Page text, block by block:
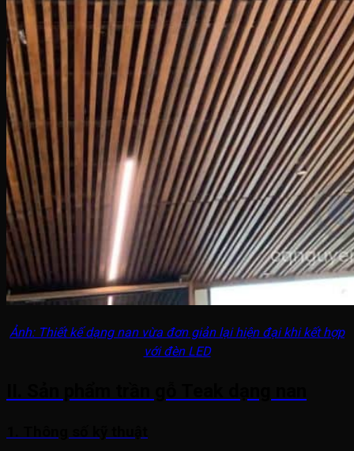
Ảnh: Thiết kế dạng nan vừa đơn giản lại hiện đại khi kết hợp
với đèn LED